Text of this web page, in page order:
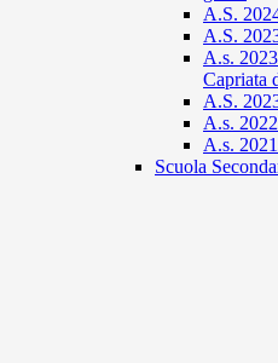
A.S.
A.S.
A.s.
Capriata
A.S.
A.s.
A.s.
Scuola